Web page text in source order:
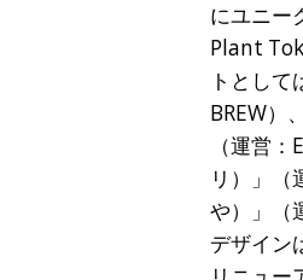
にユニー
Plant
トとし
BREW）
（運営
リ）」（
や）」（
デザイン